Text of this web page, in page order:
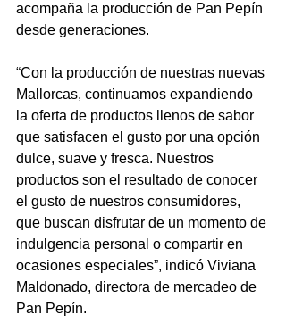
acompaña la producción de Pan Pepín
desde generaciones.
“Con la producción de nuestras nuevas
Mallorcas, continuamos expandiendo
la oferta de productos llenos de sabor
que satisfacen el gusto por una opción
dulce, suave y fresca. Nuestros
productos son el resultado de conocer
el gusto de nuestros consumidores,
que buscan disfrutar de un momento de
indulgencia personal o compartir en
ocasiones especiales”, indicó Viviana
Maldonado, directora de mercadeo de
Pan Pepín.